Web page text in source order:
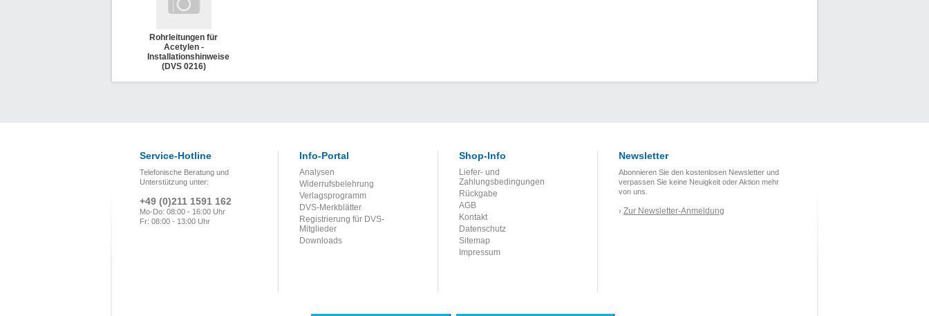
Rohrleitungen für
Acetylen -
Installationshinweise
(DVS 0216)
Service-Hotline
Telefonische Beratung und
Unterstützung unter:
+49 (0)211 1591 162
Mo-Do: 08:00 - 16:00 Uhr
Fr: 08:00 - 13:00 Uhr
Info-Portal
Analysen
Widerrufsbelehrung
Verlagsprogramm
DVS-Merkblätter
Registrierung für DVS-
Mitglieder
Downloads
Shop-Info
Liefer- und
Zahlungsbedingungen
Rückgabe
AGB
Kontakt
Datenschutz
Sitemap
Impressum
Newsletter
Abonnieren Sie den kostenlosen Newsletter und
verpassen Sie keine Neuigkeit oder Aktion mehr
von uns.
› Zur Newsletter-Anmeldung